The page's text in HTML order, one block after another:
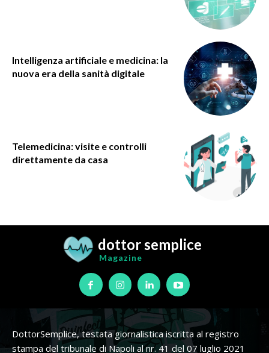
Intelligenza artificiale e medicina: la
nuova era della sanità digitale
Telemedicina: visite e controlli
direttamente da casa
dottor semplice
Magazine
DottorSemplice, testata giornalistica iscritta al registro
stampa del tribunale di Napoli al nr. 41 del 07 luglio 2021